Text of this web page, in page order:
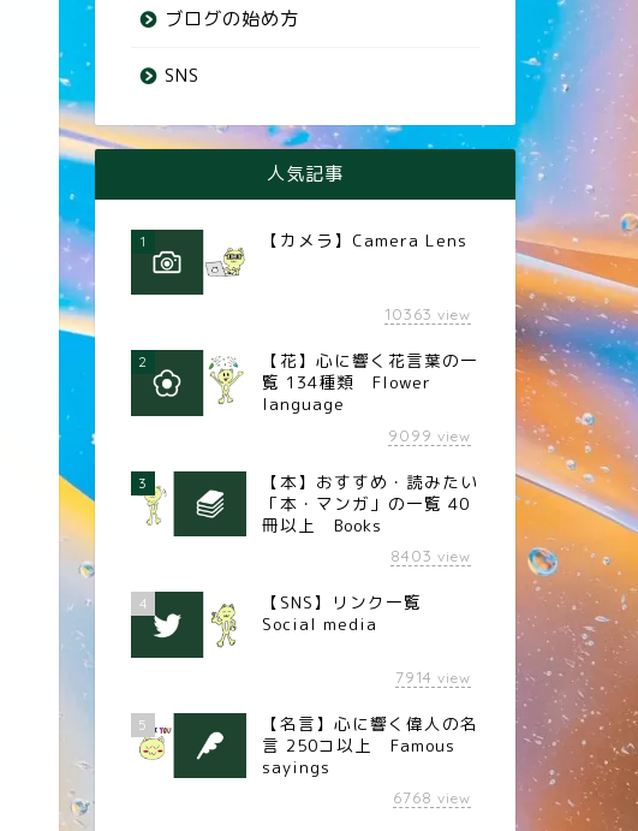
ブログの始め方
SNS
人気記事
1 【カメラ】Camera Lens
10363 view
2
【花】心に響く花言葉の一
覧 134種類 Flower
language
9099 view
3
【本】おすすめ・読みたい
「本・マンガ」の一覧 40
冊以上 Books
8403 view
4
【SNS】リンク一覧
Social media
7914 view
5
【名言】心に響く偉人の名
言 250コ以上 Famous
sayings
6768 view